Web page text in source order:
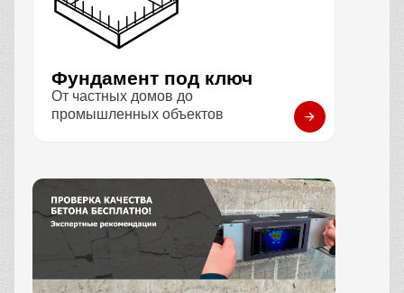
Фундамент под ключ
От частных домов до
промышленных объектов